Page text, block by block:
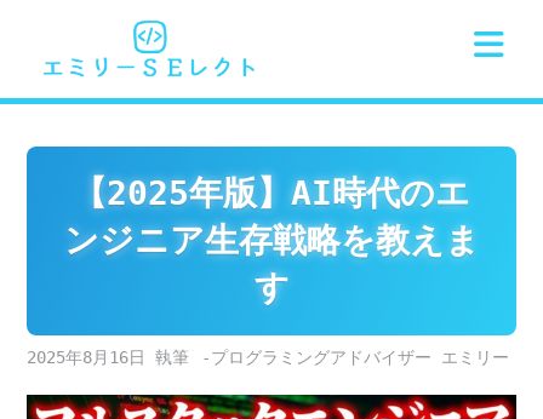
content
【2025年版】AI時代のエ
ンジニア生存戦略を教えま
す
2025年8月16日 -プログラミングアドバイザー エミリー